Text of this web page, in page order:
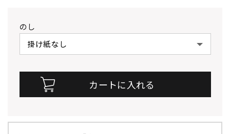
のし